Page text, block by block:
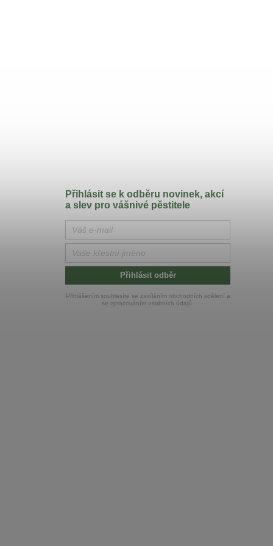
Přihlásit se k odběru novinek, akcí
a slev pro vášnivé pěstitele
Přihlásit odběr
Přihlášením souhlasíte se zasíláním obchodních sdělení a
se zpracováním osobních údajů.